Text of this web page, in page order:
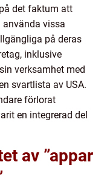
det faktum att
använda vissa
på deras
inklusive
verksamhet med
svartlista av USA.
förlorat
en integrerad del
av ”appar